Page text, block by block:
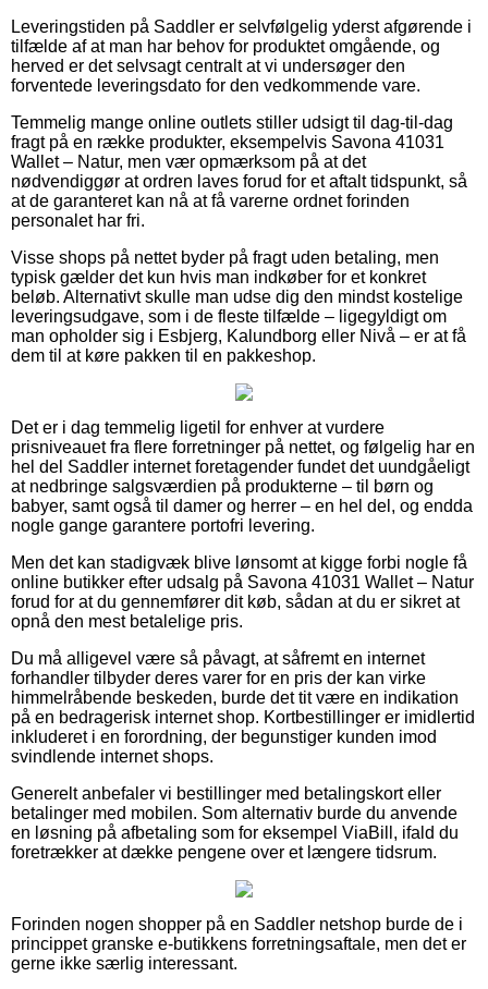
Leveringstiden på Saddler er selvfølgelig yderst afgørende i
tilfælde af at man har behov for produktet omgående, og
herved er det selvsagt centralt at vi undersøger den
forventede leveringsdato for den vedkommende vare.
Temmelig mange online outlets stiller udsigt til dag-til-dag
fragt på en række produkter, eksempelvis Savona 41031
Wallet – Natur, men vær opmærksom på at det
nødvendiggør at ordren laves forud for et aftalt tidspunkt, så
at de garanteret kan nå at få varerne ordnet forinden
personalet har fri.
Visse shops på nettet byder på fragt uden betaling, men
typisk gælder det kun hvis man indkøber for et konkret
beløb. Alternativt skulle man udse dig den mindst kostelige
leveringsudgave, som i de fleste tilfælde – ligegyldigt om
man opholder sig i Esbjerg, Kalundborg eller Nivå – er at få
dem til at køre pakken til en pakkeshop.
Det er i dag temmelig ligetil for enhver at vurdere
prisniveauet fra flere forretninger på nettet, og følgelig har en
hel del Saddler internet foretagender fundet det uundgåeligt
at nedbringe salgsværdien på produkterne – til børn og
babyer, samt også til damer og herrer – en hel del, og endda
nogle gange garantere portofri levering.
Men det kan stadigvæk blive lønsomt at kigge forbi nogle få
online butikker efter udsalg på Savona 41031 Wallet – Natur
forud for at du gennemfører dit køb, sådan at du er sikret at
opnå den mest betalelige pris.
Du må alligevel være så påvagt, at såfremt en internet
forhandler tilbyder deres varer for en pris der kan virke
himmelråbende beskeden, burde det tit være en indikation
på en bedragerisk internet shop. Kortbestillinger er imidlertid
inkluderet i en forordning, der begunstiger kunden imod
svindlende internet shops.
Generelt anbefaler vi bestillinger med betalingskort eller
betalinger med mobilen. Som alternativ burde du anvende
en løsning på afbetaling som for eksempel ViaBill, ifald du
foretrækker at dække pengene over et længere tidsrum.
Forinden nogen shopper på en Saddler netshop burde de i
princippet granske e-butikkens forretningsaftale, men det er
gerne ikke særlig interessant.